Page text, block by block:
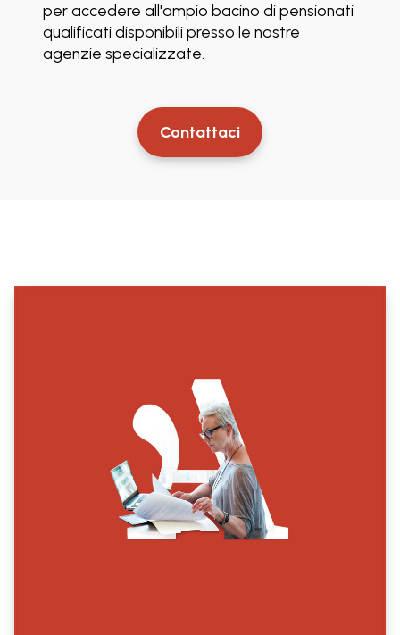
per accedere all'ampio bacino di pensionati
qualificati disponibili presso le nostre
agenzie specializzate.
Contattaci